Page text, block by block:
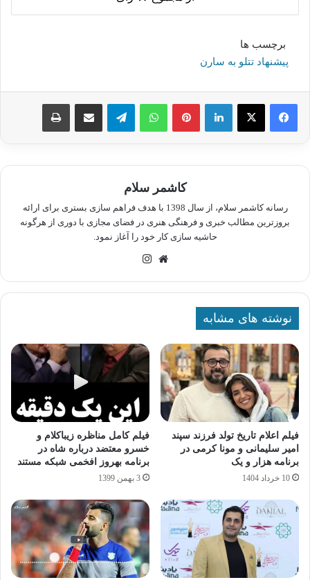
برچسب ها
پیشنهاد تتلو به سارن
لینکدین پینترستواتس آپ تلگرام اشتراک گذاری از طریق ایمیل چاپ
کاشمر سلام
رسانه کاشمر سلام، از سال 1398 با هدف فراهم سازی بستری برای ارائه
بروزترین مطالب خبری و فرهنگی هنری در فضای مجازی با دوری از هرگونه
حاشیه سازی کار خود را آغاز نمود.
وبسایت
نوشته های مشابه
فیلم اعلام تاریخ تولد فرزند سپند
امیر سلیمانی و مونا کرمی در
برنامه هزار و یک
10 خرداد 1404
فیلم کامل مناظره زیباکلام و
خسرو معتضد درباره شاه در
برنامه بهروز افخمی شبکه مستند
3 بهمن 1399